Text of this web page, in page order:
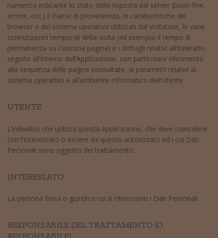
numerico indicante lo stato della risposta dal server (buon fine,
errore, ecc.) il Paese di provenienza, le caratteristiche del
browser e del sistema operativo utilizzati dal visitatore, le varie
connotazioni temporali della visita (ad esempio il tempo di
permanenza su ciascuna pagina) e i dettagli relativi all’itinerario
seguito all’interno dell’Applicazione, con particolare riferimento
alla sequenza delle pagine consultate, ai parametri relativi al
sistema operativo e all’ambiente informatico dell’Utente.
UTENTE
L’individuo che utilizza questa Applicazione, che deve coincidere
con l’Interessato o essere da questo autorizzato ed i cui Dati
Personali sono oggetto del trattamento.
INTERESSATO
La persona fisica o giuridica cui si riferiscono i Dati Personali.
RESPONSABILE DEL TRATTAMENTO (O